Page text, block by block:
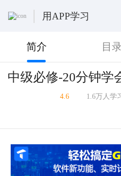
用APP学习
简介 目录
中级必修-20分钟学
4.6 1.6万人学